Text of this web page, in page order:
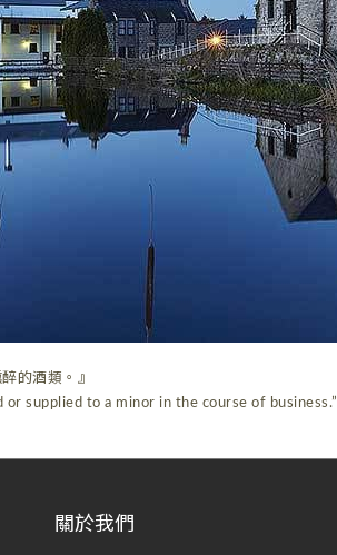
的酒類。』
supplied to a minor in the course of business.”
關於我們